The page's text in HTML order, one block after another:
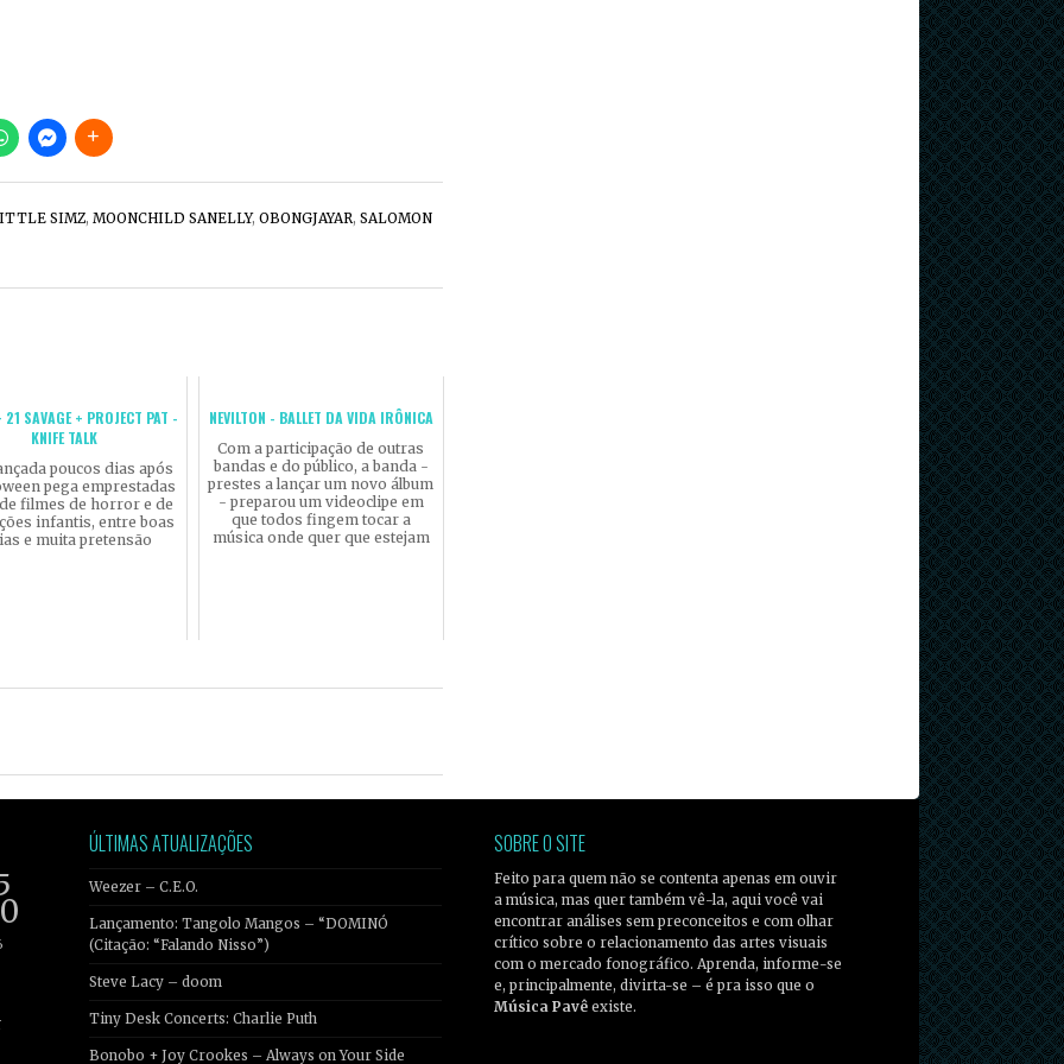
SIMZ, MOONCHILD SANELLY, OBONGJAYAR, SALOMON
21 SAVAGE + PROJECT PAT -
KNIFE TALK
poucos dias após
pega emprestadas
filmes de horror e de
infantis, entre boas
e muita pretensão
NEVILTON - BALLET DA VIDA IRÔNICA
Com a participação de outras
bandas e do público, a banda -
prestes a lançar um novo álbum
- preparou um videoclipe em
que todos fingem tocar a
música onde quer que estejam
ÚLTIMAS ATUALIZAÇÕES
Weezer – C.E.O.
Lançamento: Tangolo Mangos – “DOMINÓ
(Citação: “Falando Nisso”)
Steve Lacy – doom
Tiny Desk Concerts: Charlie Puth
Bonobo + Joy Crookes – Always on Your Side
SOBRE O SITE
Feito para quem não se contenta apenas em ouvir
a música, mas quer também vê-la, aqui você vai
encontrar análises sem preconceitos e com olhar
crítico sobre o relacionamento das artes visuais
com o mercado fonográfico. Aprenda, informe-se
e, principalmente, divirta-se – é pra isso que o
Música Pavê existe.